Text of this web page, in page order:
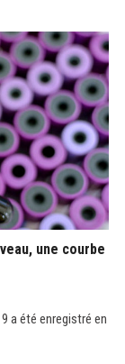
une courbe
a été enregistré en